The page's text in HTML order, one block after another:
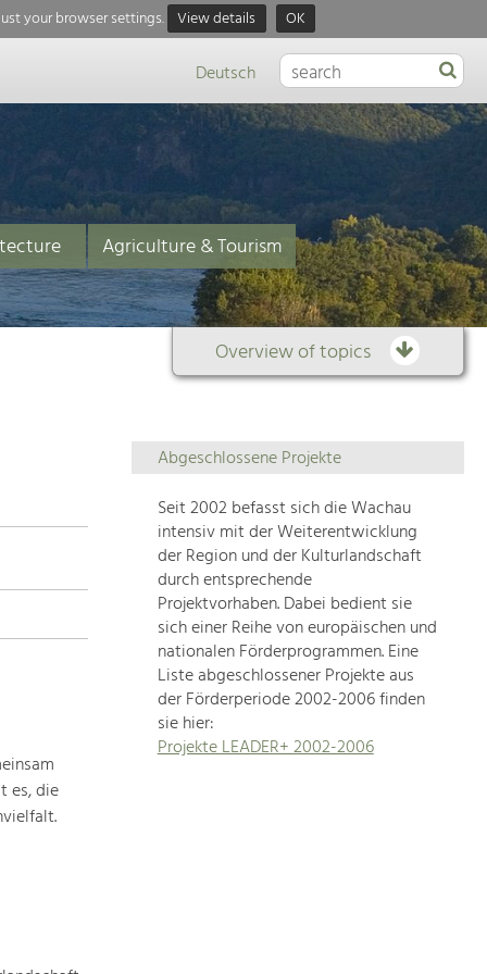
your browser settings. View details OK
Deutsch
Agriculture & Tourism
Overview of topics
Overview
of
topics
Development
within
our
region
is
extremely
diverse.
Which
es, die
Abgeschlossene Projekte
Seit 2002 befasst sich die Wachau
intensiv mit der Weiterentwicklung
der Region und der Kulturlandschaft
durch entsprechende
Projektvorhaben. Dabei bedient sie
sich einer Reihe von europäischen und
nationalen Förderprogrammen. Eine
Liste abgeschlossener Projekte aus
der Förderperiode 2002-2006 finden
sie hier:
Projekte LEADER+ 2002-2006